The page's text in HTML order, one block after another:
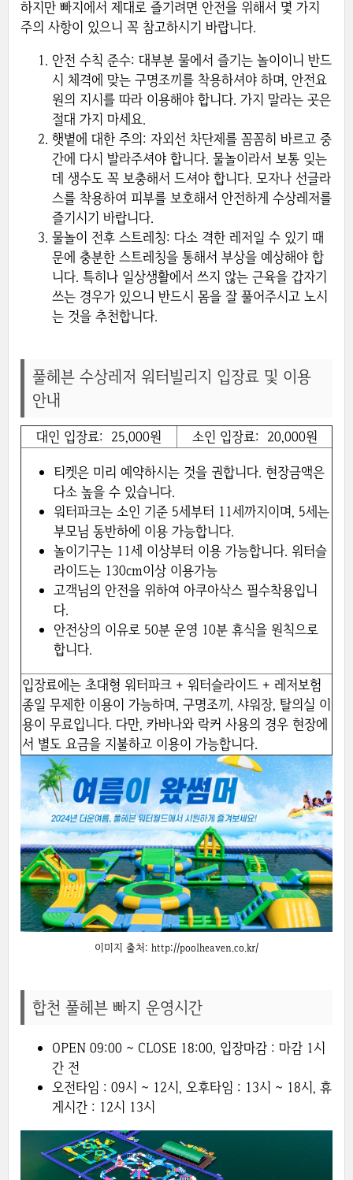
하지만 빠지에서 제대로 즐기려면 안전을 위해서 몇 가지
주의 사항이 있으니 꼭 참고하시기 바랍니다.
안전 수칙 준수: 대부분 물에서 즐기는 놀이이니 반드
시 체격에 맞는 구명조끼를 착용하셔야 하며, 안전요
원의 지시를 따라 이용해야 합니다. 가지 말라는 곳은
절대 가지 마세요.
햇볕에 대한 주의: 자외선 차단제를 꼼꼼히 바르고 중
간에 다시 발라주셔야 합니다. 물놀이라서 보통 잊는
데 생수도 꼭 보충해서 드셔야 합니다. 모자나 선글라
스를 착용하여 피부를 보호해서 안전하게 수상레저를
즐기시기 바랍니다.
물놀이 전후 스트레칭: 다소 격한 레저일 수 있기 때
문에 충분한 스트레칭을 통해서 부상을 예상해야 합
니다. 특히나 일상생활에서 쓰지 않는 근육을 갑자기
쓰는 경우가 있으니 반드시 몸을 잘 풀어주시고 노시
는 것을 추천합니다.
풀헤븐 수상레저 워터빌리지 입장료 및 이용
안내
대인 입장료: 25,000원 소인 입장료: 20,000원
티켓은 미리 예약하시는 것을 권합니다. 현장금액은
다소 높을 수 있습니다.
워터파크는 소인 기준 5세부터 11세까지이며, 5세는
부모님 동반하에 이용 가능합니다.
놀이기구는 11세 이상부터 이용 가능합니다. 워터슬
라이드는 130cm이상 이용가능
고객님의 안전을 위하여 아쿠아삭스 필수착용입니
다.
안전상의 이유로 50분 운영 10분 휴식을 원칙으로
합니다.
입장료에는 초대형 워터파크 + 워터슬라이드 + 레저보험
종일 무제한 이용이 가능하며, 구명조끼, 샤워장, 탈의실 이
용이 무료입니다. 다만, 카바나와 락커 사용의 경우 현장에
서 별도 요금을 지불하고 이용이 가능합니다.
이미지 출처: http://poolheaven.co.kr/
합천 풀헤븐 빠지 운영시간
OPEN 09:00 ~ CLOSE 18:00, 입장마감 : 마감 1시
간 전
오전타임 : 09시 ~ 12시, 오후타임 : 13시 ~ 18시, 휴
게시간 : 12시 13시